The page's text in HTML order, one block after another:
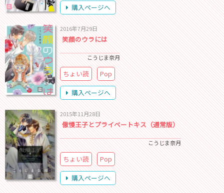
購入ページへ
2016年7月29日
笑顔のウラには
こうじま奈月
ちょい読
Pop
購入ページへ
2015年11月28日
傲慢王子とプライベートキス（通常版）
こうじま奈月
ちょい読
Pop
購入ページへ